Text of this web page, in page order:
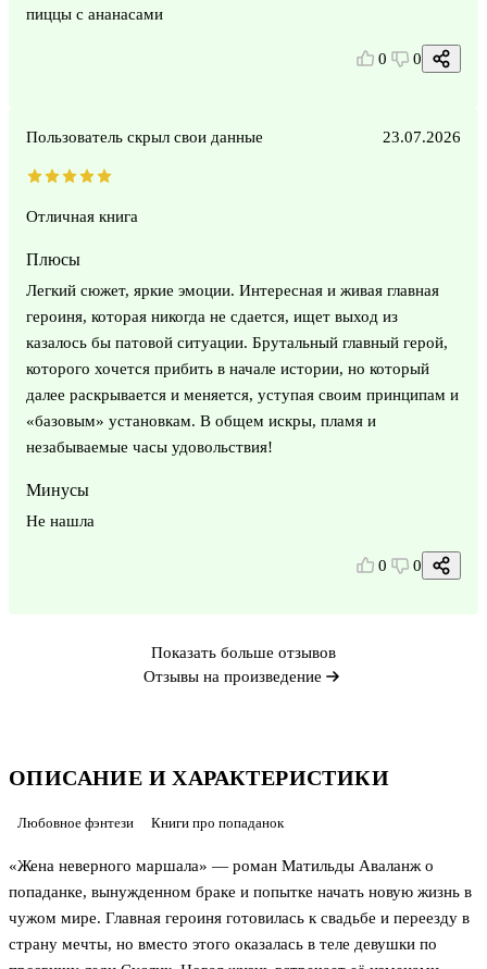
ОПИСАНИЕ И ХАРАКТЕРИСТИКИ
Любовное фэнтези Книги про попаданок
«Жена неверного маршала» — роман Матильды Аваланж о
попаданке, вынужденном браке и попытке начать новую жизнь в
чужом мире. Главная героиня готовилась к свадьбе и переезду в
страну мечты, но вместо этого оказалась в теле девушки по
пиццы с ананасами
0 0
Пользователь скрыл свои данные 23.07.2026
Отличная книга
Плюсы
Легкий сюжет, яркие эмоции. Интересная и живая главная
героиня, которая никогда не сдается, ищет выход из
казалось бы патовой ситуации. Брутальный главный герой,
которого хочется прибить в начале истории, но который
далее раскрывается и меняется, уступая своим принципам и
«базовым» установкам. В общем искры, пламя и
незабываемые часы удовольствия!
Минусы
Не нашла
0 0
Показать больше отзывов
Отзывы на произведение